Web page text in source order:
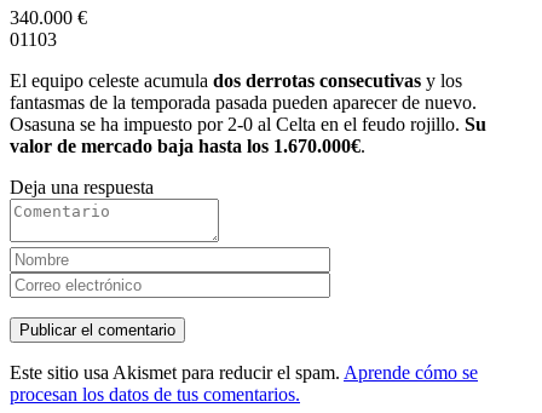
340.000 €
01103
El equipo celeste acumula dos derrotas consecutivas y los
fantasmas de la temporada pasada pueden aparecer de nuevo.
Osasuna se ha impuesto por 2-0 al Celta en el feudo rojillo. Su
valor de mercado baja hasta los 1.670.000€.
Deja una respuesta
Este sitio usa Akismet para reducir el spam. Aprende cómo se
procesan los datos de tus comentarios.